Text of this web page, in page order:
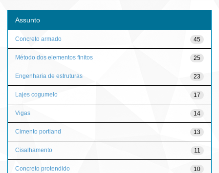
Assunto
45
Concreto armado
25
Método dos elementos finitos
23
Engenharia de estruturas
17
Lajes cogumelo
14
Vigas
13
Cimento portland
11
Cisalhamento
10
Concreto protendido